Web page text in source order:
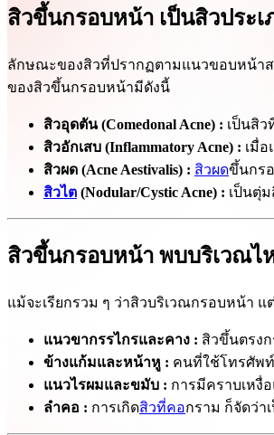
สิวขึ้นกรอบหน้า เป็นสิวประ
ลักษณะของสิวที่ปรากฏตามแนวขอบหน้าส
ของสิวขึ้นกรอบหน้ามีดังนี้
สิวอุดตัน (Comedonal Acne) : เป็นสิว
สิวอักเสบ (Inflammatory Acne) : เมื่
สิวผด (Acne Aestivalis) : สิวผดขึ้นกร
สิวไต (Nodular/Cystic Acne) : เป็นตุ่
สิวขึ้นกรอบหน้า พบบริเวณไ
แม้จะเรียกรวม ๆ ว่าสิวบริเวณกรอบหน้า
แนวขากรรไกรและคาง : สิวขึ้นตรง
ข้างแก้มและหน้าหู : คนที่ใช้โทรศัพ
แนวไรผมและขมับ : การมีคราบเหงื่
ลำคอ : การเกิดสิวที่คอกราม ก็จัดว่า